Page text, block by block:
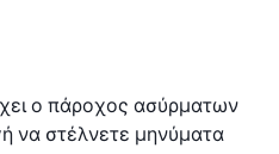
ο πάροχος ασύρματων
να στέλνετε μηνύματα